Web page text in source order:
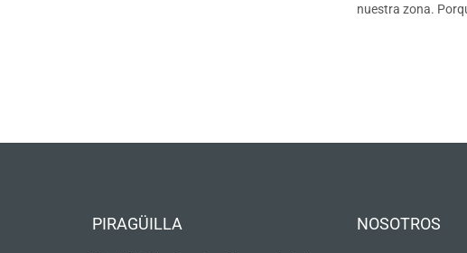
nuestra zona.
PIRAGÜILLA NOSOTROS